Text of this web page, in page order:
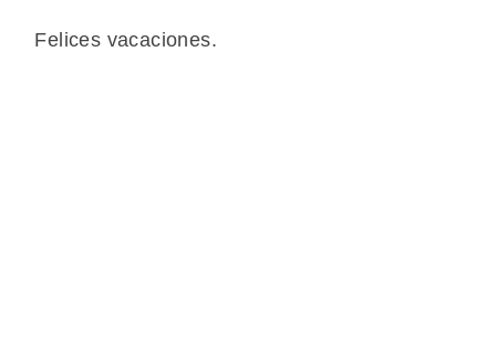
Felices vacaciones.